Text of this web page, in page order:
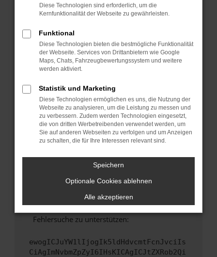
können das Laden bestimmter Seiten
verhindern. Funktioniert die Seite in einem
Fenster?
Starte dein Gerät neu.
Das kann manchmal helfen, vorübergehende
Probleme zu beheben.
Stelle sicher, dass dein Browser und dein
Betriebssystem auf dem neuesten Stand
sind.
Veraltete Software birgt nicht nur ein
Sicherheitsrisiko, sondern kann auch dazu
führen, dass bestimmte Funktionen nicht mehr
Wende dich an den Webseitenbetreiber.
Wenn du alle oben genannten Schritte versucht
hast, kontaktiere uns bitte. Wir werden
versuchen, das Problem zu beheben. Du kannst
uns diesen Text schicken, um uns bei der
Fehlersuche zu unterstützen:
ewogICJuYW1lIjogIk5ldHdvcmtFcnJvciIs
CiAgImNvbmZpZyI6IHsKICAgICJtZXRob2Qi
Diese Technologien sind erforderlich, um die
Kernfunktionalität der Webseite zu gewährleisten.
Funktional
Diese Technologien bieten die bestmögliche Funktionalität
der Webseite. Services von Drittanbietern wie Google
Maps, Chats, Fahrzeugbewertungssystem und weitere
werden aktiviert.
Statistik und Marketing
Diese Technologien ermöglichen es uns, die Nutzung der
Webseite zu analysieren, um die Leistung zu messen und
zu verbessern. Zudem werden Technologien eingesetzt,
die von dritten Werbetreibenden verwendet werden, um
Sie auf anderen Webseiten zu verfolgen und um Anzeigen
zu schalten, die für Ihre Interessen relevant sind.
Speichern
Optionale Cookies ablehnen
Alle akzeptieren